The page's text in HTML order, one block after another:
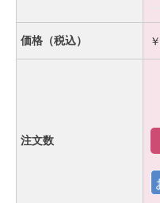
価格（税込） ￥
注文数